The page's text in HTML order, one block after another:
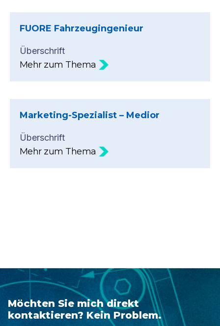
FUORE Fahrzeugingenieur
Überschrift
Mehr zum Thema
Marketing-Spezialist – Medior
Überschrift
Mehr zum Thema
Möchten Sie mich direkt
kontaktieren? Kein Problem.